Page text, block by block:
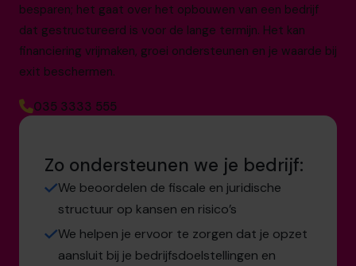
besparen; het gaat over het opbouwen van een bedrijf
dat gestructureerd is voor de lange termijn. Het kan
financiering vrijmaken, groei ondersteunen en je waarde bij
exit beschermen.
035 3333 555
Zo ondersteunen we je bedrijf:
We beoordelen de fiscale en juridische
structuur op kansen en risico’s
We helpen je ervoor te zorgen dat je opzet
aansluit bij je bedrijfsdoelstellingen en